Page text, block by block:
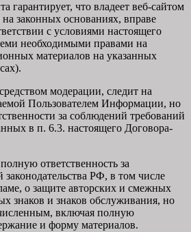
гарантирует, что владеет веб-сайтом
на законных основаниях, вправе
с условиями настоящего
необходимыми правами на
материалов на указанных
модерации, следит на
Пользователем Информации, но
за соблюдений требований
в п. 6.3. настоящего Договора-
ответственность за
РФ, в том числе
о защите авторских и смежных
знаков и знаков обслуживания, но
включая полную
и форму материалов.